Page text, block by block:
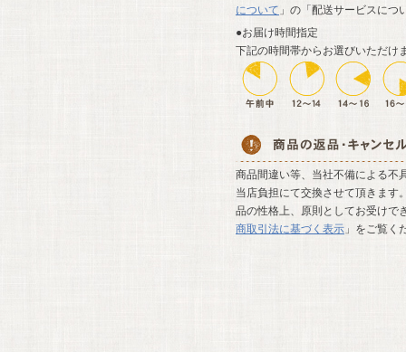
について 」の「配送サービスにつ
●お届け時間指定
下記の時間帯からお選びいただけ
商品間違い等、当社不備による不
当店負担にて交換させて頂きます
品の性格上、原則としてお受けで
商取引法に基づく表示 」をご覧く